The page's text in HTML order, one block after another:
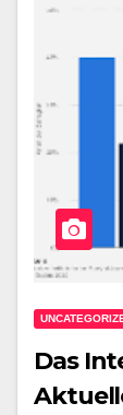
Das